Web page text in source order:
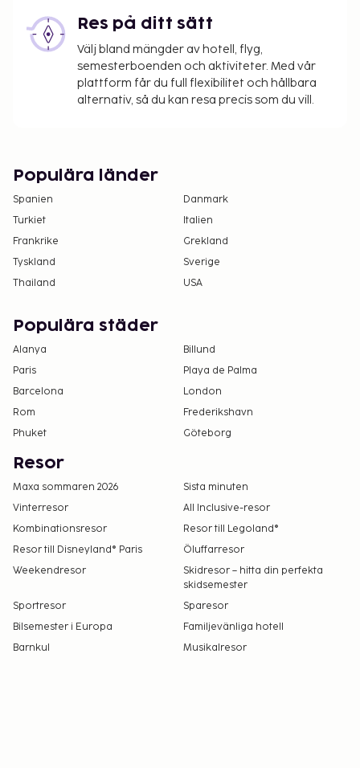
Res på ditt sätt
Välj bland mängder av hotell, flyg,
semesterboenden och aktiviteter. Med vår
plattform får du full flexibilitet och hållbara
alternativ, så du kan resa precis som du vill.
Populära länder
Spanien
Danmark
Turkiet
Italien
Frankrike
Grekland
Tyskland
Sverige
Thailand
USA
Populära städer
Alanya
Billund
Paris
Playa de Palma
Barcelona
London
Rom
Frederikshavn
Phuket
Göteborg
Resor
Maxa sommaren 2026
Sista minuten
Vinterresor
All Inclusive-resor
Kombinationsresor
Resor till Legoland®
Resor till Disneyland® Paris
Öluffarresor
Weekendresor
Skidresor – hitta din perfekta
skidsemester
Sportresor
Sparesor
Bilsemester i Europa
Familjevänliga hotell
Barnkul
Musikalresor